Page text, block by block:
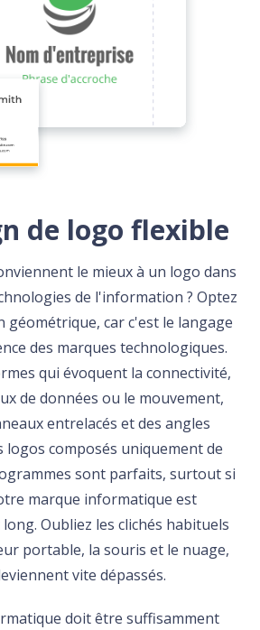
de logo flexible
le mieux à un logo dans
de l'information ? Optez
car c'est le langage
des marques technologiques.
qui évoquent la connectivité,
de données ou le mouvement,
entrelacés et des angles
logos composés uniquement de
sont parfaits, surtout si
marque informatique est
Oubliez les clichés habituels
portable, la souris et le nuage,
vite dépassés.
doit être suffisamment